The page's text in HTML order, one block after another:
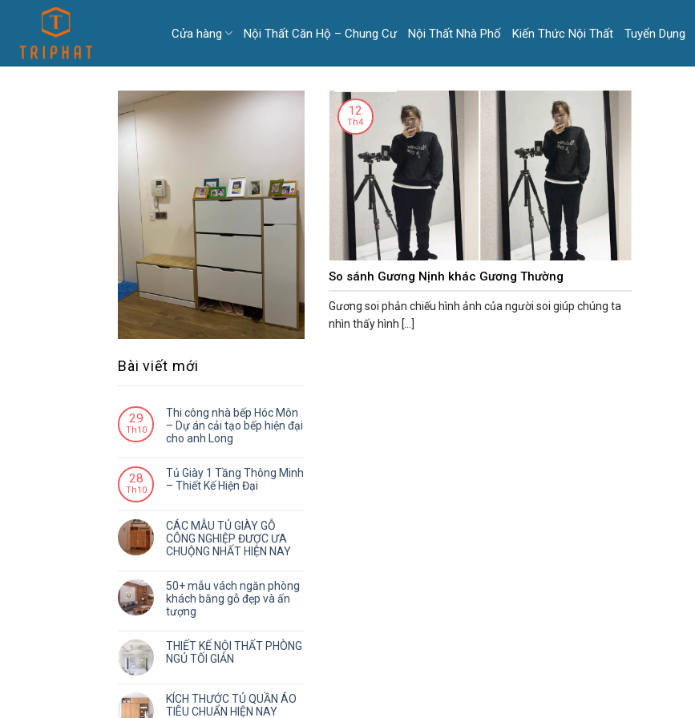
content
Cửa hàng Nội Thất Căn Hộ – Chung Cư Nội Thất Nhà Phố Kiến Thức Nội Thất Tuyển Dụng
Bài viết mới
29
Th10
Thi công nhà bếp Hóc Môn
– Dự án cải tạo bếp hiện đại
cho anh Long
28
Th10
Tủ Giày 1 Tầng Thông Minh
– Thiết Kế Hiện Đại
CÁC MẪU TỦ GIÀY GỖ
CÔNG NGHIỆP ĐƯỢC ƯA
CHUỘNG NHẤT HIỆN NAY
50+ mẫu vách ngăn phòng
khách bằng gỗ đẹp và ấn
tượng
THIẾT KẾ NỘI THẤT PHÒNG
NGỦ TỐI GIẢN
KÍCH THƯỚC TỦ QUẦN ÁO
TIÊU CHUẨN HIỆN NAY
So sánh Gương Nịnh khác Gương Thường
Gương soi phản chiếu hình ảnh của người soi giúp chúng ta
nhìn thấy hình [...]
12
Th4